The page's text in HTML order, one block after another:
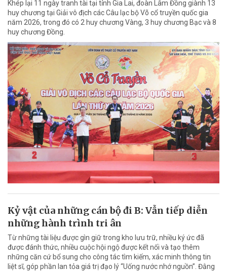
Khép lại 11 ngày tranh tài tại tỉnh Gia Lai, đoàn Lâm Đồng giành 13
huy chương tại Giải vô địch các Câu lạc bộ Võ cổ truyền quốc gia
năm 2026, trong đó có 2 huy chương Vàng, 3 huy chương Bạc và 8
huy chương Đồng.
Kỷ vật của những cán bộ đi B: Vẫn tiếp diễn
những hành trình tri ân
Từ những tài liệu được gìn giữ trong kho lưu trữ, nhiều ký ức đã
được đánh thức, nhiều cuộc hội ngộ được kết nối và tạo thêm
những căn cứ bổ sung cho công tác tìm kiếm, xác minh thông tin
liệt sĩ, góp phần lan tỏa giá trị đạo lý “Uống nước nhớ nguồn”. Đằng